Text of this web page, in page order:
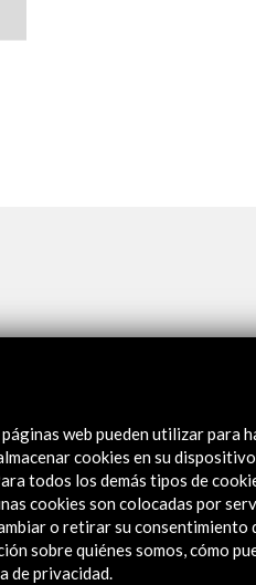
Candela, nacido en España,
de desarrollar su trabajo en
web pueden utilizar para
cookies en su
todos los demás tipos de
cookies son colocadas por
o retirar su consentimiento
sobre quiénes somos, cómo
de privacidad.